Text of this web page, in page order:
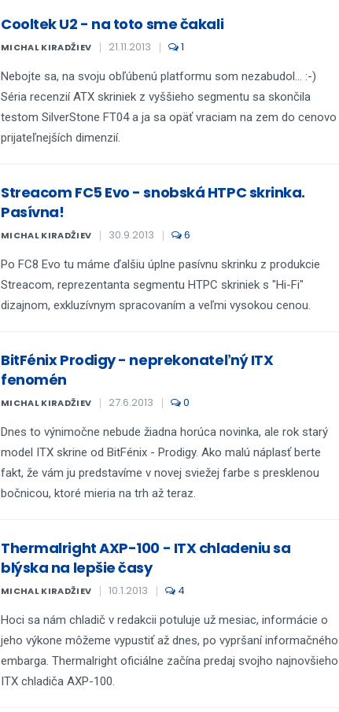
Cooltek U2 - na toto sme čakali
MICHAL KIRADŽIEV 21.11.2013 1
Nebojte sa, na svoju obľúbenú platformu som nezabudol... :-)
Séria recenzií ATX skriniek z vyššieho segmentu sa skončila
testom SilverStone FT04 a ja sa opäť vraciam na zem do cenovo
prijateľnejších dimenzií.
Streacom FC5 Evo - snobská HTPC skrinka.
Pasívna!
MICHAL KIRADŽIEV 30.9.2013 6
Po FC8 Evo tu máme ďalšiu úplne pasívnu skrinku z produkcie
Streacom, reprezentanta segmentu HTPC skriniek s "Hi-Fi"
dizajnom, exkluzívnym spracovaním a veľmi vysokou cenou.
BitFénix Prodigy - neprekonateľný ITX
fenomén
MICHAL KIRADŽIEV 27.6.2013 0
Dnes to výnimočne nebude žiadna horúca novinka, ale rok starý
model ITX skrine od BitFénix - Prodigy. Ako malú náplasť berte
fakt, že vám ju predstavíme v novej sviežej farbe s presklenou
bočnicou, ktoré mieria na trh až teraz.
Thermalright AXP-100 - ITX chladeniu sa
blýska na lepšie časy
MICHAL KIRADŽIEV 10.1.2013 4
Hoci sa nám chladič v redakcii potuluje už mesiac, informácie o
jeho výkone môžeme vypustiť až dnes, po vypršaní informačného
embarga. Thermalright oficiálne začína predaj svojho najnovšieho
ITX chladiča AXP-100.